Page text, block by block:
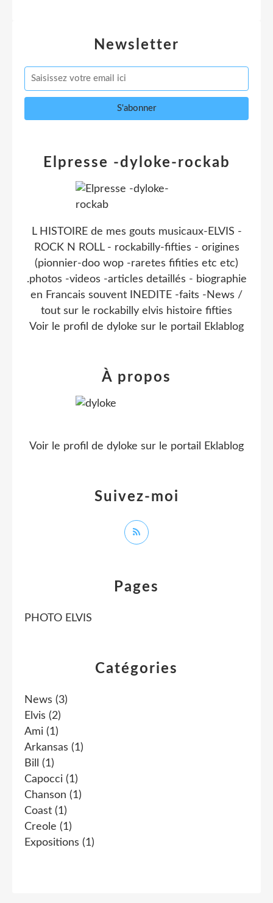
Newsletter
Catégories
News (3)
Elvis (2)
Ami (1)
Arkansas (1)
Bill
(1)
Capocci (1)
Chanson (1)
Coast (1)
Creole (1)
Expositions (1)
Pages
PHOTO ELVIS
Elpresse -dyloke-rockab
L HISTOIRE de mes gouts musicaux-ELVIS -
ROCK N ROLL - rockabilly-fifties - origines
(pionnier-doo wop -raretes fifities etc etc)
.photos -videos -articles detaillés - biographie
en Francais souvent INEDITE -faits -News /
tout sur le rockabilly elvis histoire fifties
Voir le profil de dyloke sur le portail Eklablog
Suivez-moi
À propos
Voir le profil de dyloke sur le portail Eklablog